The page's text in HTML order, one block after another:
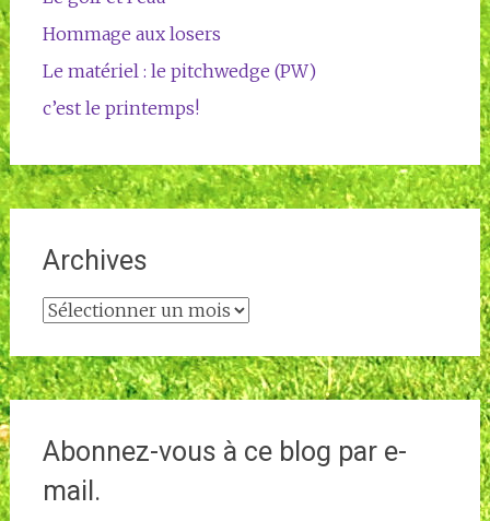
Hommage aux losers
Le matériel : le pitchwedge (PW)
c’est le printemps!
Archives
Archives
Abonnez-vous à ce blog par e-
mail.